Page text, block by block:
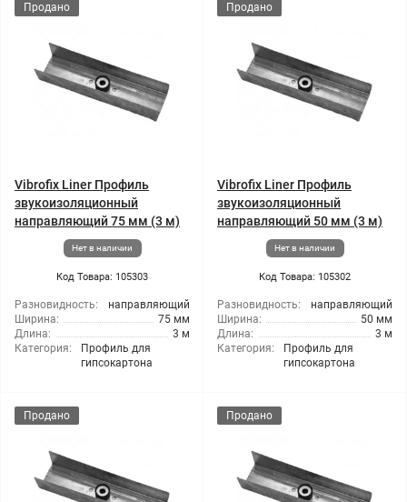
Продано
Vibrofix Liner Профиль
звукоизоляционный
направляющий 75 мм (3 м)
Нет в наличии
Код Товара: 105303
Разновидность:
направляющий
Ширина:
75 мм
Длина:
3 м
Категория:
Профиль для
гипсокартона
Продано
Vibrofix Liner Профиль
звукоизоляционный
направляющий 50 мм (3 м)
Нет в наличии
Код Товара: 105302
Разновидность:
направляющий
Ширина:
50 мм
Длина:
3 м
Категория:
Профиль для
гипсокартона
Продано Продано